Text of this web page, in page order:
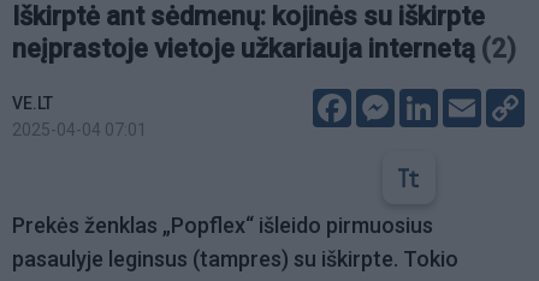
Iškirptė ant sėdmenų: kojinės su iškirpte
neįprastoje vietoje užkariauja internetą (2)
VE.LT
2025-04-04 07:01
FacebookMessenger
LinkedIn
Email
Prekės ženklas „Popflex“ išleido pirmuosius
pasaulyje leginsus (tampres) su iškirpte. Tokio